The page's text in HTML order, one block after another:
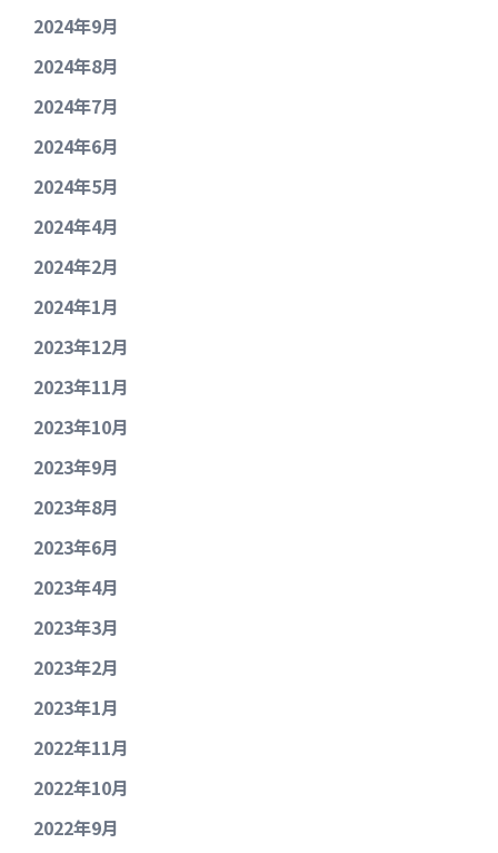
2024年9月
2024年8月
2024年7月
2024年6月
2024年5月
2024年4月
2024年2月
2024年1月
2023年12月
2023年11月
2023年10月
2023年9月
2023年8月
2023年6月
2023年4月
2023年3月
2023年2月
2023年1月
2022年11月
2022年10月
2022年9月